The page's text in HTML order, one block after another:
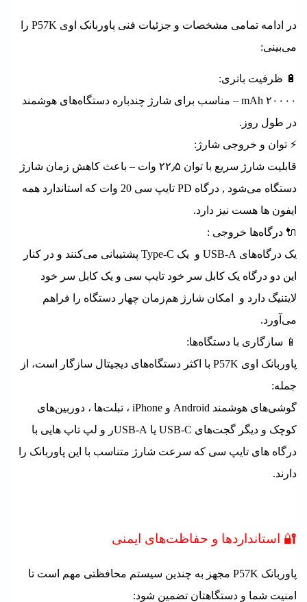
در ادامه تمامی مشخصات و جزئیات فنی پاوربانک اوی P57K را
می‌بینی:
🔋 ظرفیت باتری:
۲۰۰۰۰ mAh – مناسب برای شارژ چندباره دستگاه‌های هوشمند
در طول روز.
⚡ توان و خروجی شارژ:
قابلیت شارژ سریع با توان ۲۲٫۵ وات – باعث کاهش زمان شارژ
دستگاه می‌شود , درگاه PD تایپ سی 20 وات که استاندارد همه
ایفون ها هست نیز دارد.
🔌 درگاه‌ها خروجی :
یک درگاه‌های USB-A و یک Type-C پشتیبانی می‌کنند و در کنار
این دو درگاه یک کابل سر خود تایپ سی و یک کابل سر خود
لایتنیگ دارد و امکان شارژ هم‌زمان چهار دستگاه را فراهم
می‌آورد.
📱 سازگاری با دستگاه‌ها:
پاوربانک اوی P57K با اکثر دستگاه‌های دیجیتال سازگار است، از
جمله:
گوشی‌های هوشمند Android و iPhone ،
تبلت‌ها ، دوربین‌های
کوچک و دیگر گجت‌های USB-C یا USB-Aر و لپ تاپ هایی با
درگاه های تایپ سی که سرعت شارژ متناسب با این پاوربانک را
دارند.
🔐 استانداردها و حفاظت‌های ایمنی
پاوربانک P57K مجهز به چندین سیستم محافظتی مهم است تا
امنیت شما و دستگاهتان تضمین شود: